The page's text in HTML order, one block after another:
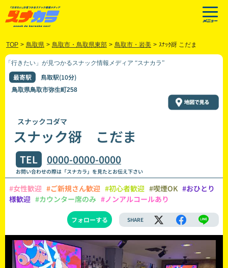
TOP > 鳥取県 > 鳥取市・鳥取県東部 > 鳥取市・岩美 > ｽﾅｯｸ谺 こだま
「行きたい」が見つかるスナック情報メディア “スナカラ”
最寄駅 鳥取駅(10分)
鳥取県鳥取市弥生町258
スナックコダマ
スナック谺 こだま
TEL 0000-0000-0000
お問い合わせの際は「スナカラ」を見たとお伝え下さい
#女性歓迎 #ご新規さん歓迎 #初心者歓迎 #喫煙OK #おひとり
様歓迎 #カウンター席のみ #ノンアルコールあり
フォローする SHARE